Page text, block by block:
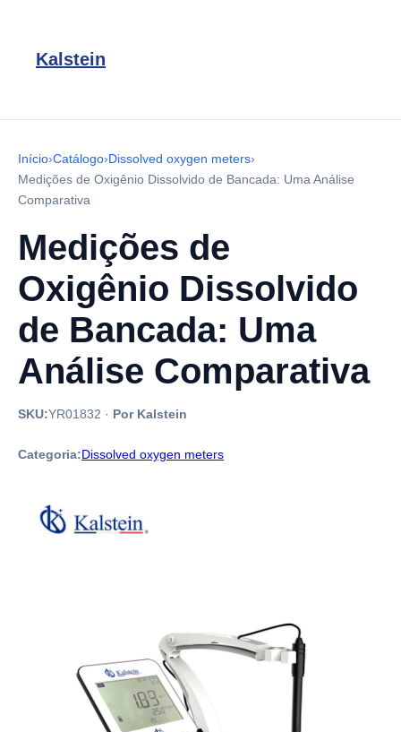
Kalstein
Início›Catálogo›Dissolved oxygen meters›
Medições de Oxigênio Dissolvido de Bancada: Uma Análise
Comparativa
Medições de
Oxigênio Dissolvido
de Bancada: Uma
Análise Comparativa
SKU:YR01832 · Por Kalstein
Categoria:Dissolved oxygen meters